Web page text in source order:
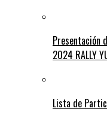
Presentación
2024 RALLY
Lista de